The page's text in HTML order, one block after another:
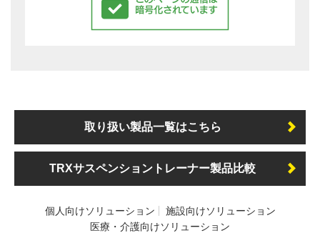
取り扱い製品一覧はこちら
TRXサスペンショントレーナー製品比較
個人向けソリューション
施設向けソリューション
医療・介護向けソリューション